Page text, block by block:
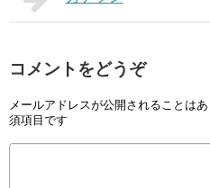
コメントをどうぞ
メールアドレスが公開されることはあ
須項目です